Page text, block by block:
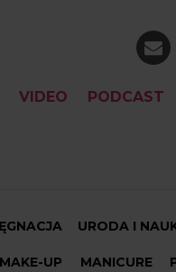
VIDEO PODCAST
URODA I
MAKE-UP MANICURE